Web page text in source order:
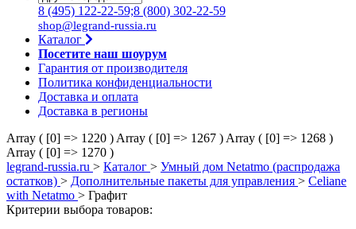
8 (495) 122-22-59;8 (800) 302-22-59
shop@legrand-russia.ru
Каталог
Посетите наш шоурум
Гарантия от производителя
Политика конфиденциальности
Доставка и оплата
Доставка в регионы
Array ( [0] => 1220 ) Array ( [0] => 1267 ) Array ( [0] => 1268 )
Array ( [0] => 1270 )
legrand-russia.ru > Каталог > Умный дом Netatmo (распродажа
остатков) > Дополнительные пакеты для управления > Celiane
with Netatmo > Графит
Критерии выбора товаров: